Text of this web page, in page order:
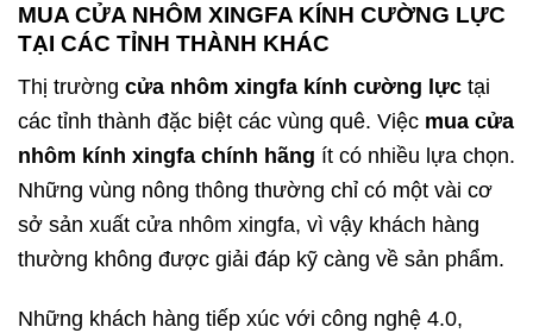
MUA CỬA NHÔM XINGFA KÍNH CƯỜNG LỰC
TẠI CÁC TỈNH THÀNH KHÁC
Thị trường cửa nhôm xingfa kính cường lực tại
các tỉnh thành đặc biệt các vùng quê. Việc mua cửa
nhôm kính xingfa chính hãng ít có nhiều lựa chọn.
Những vùng nông thông thường chỉ có một vài cơ
sở sản xuất cửa nhôm xingfa, vì vậy khách hàng
thường không được giải đáp kỹ càng về sản phẩm.
Những khách hàng tiếp xúc với công nghệ 4.0,